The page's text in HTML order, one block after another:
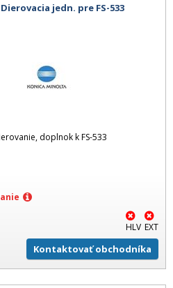
Dierovacia jedn. pre FS-533
doplnok k FS-533
HLV EXT
Kontaktovať obchodníka